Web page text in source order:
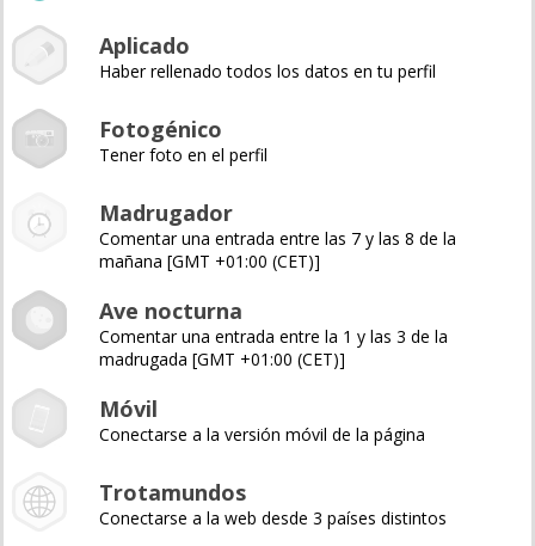
Aplicado
Haber rellenado todos los datos en tu perfil
Fotogénico
Tener foto en el perfil
Madrugador
Comentar una entrada entre las 7 y las 8 de la
mañana [GMT +01:00 (CET)]
Ave nocturna
Comentar una entrada entre la 1 y las 3 de la
madrugada [GMT +01:00 (CET)]
Móvil
Conectarse a la versión móvil de la página
Trotamundos
Conectarse a la web desde 3 países distintos